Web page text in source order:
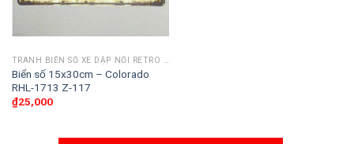
Biển số 15x30cm – Colorado
RHL-1713 Z-117
₫25,000